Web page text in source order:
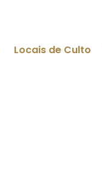
Locais de Culto